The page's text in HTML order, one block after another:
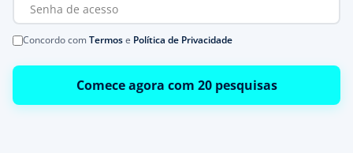
Concordo comTermose Política de Privacidade
Comece agora com 20 pesquisas